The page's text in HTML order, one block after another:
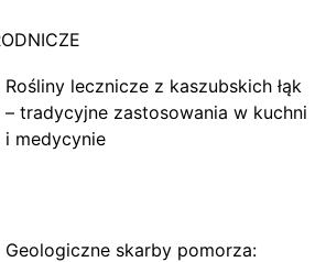
Rośliny lecznicze z kaszubskich łąk
– tradycyjne zastosowania w kuchni
i medycynie
Geologiczne skarby pomorza: